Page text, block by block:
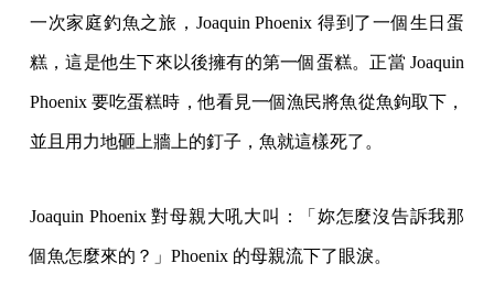
一次家庭釣魚之旅，Joaquin Phoenix 得到了一個生日蛋
糕，這是他生下來以後擁有的第一個蛋糕。正當 Joaquin
Phoenix 要吃蛋糕時，他看見一個漁民將魚從魚鉤取下，
並且用力地砸上牆上的釘子，魚就這樣死了。
Joaquin Phoenix 對母親大吼大叫：「妳怎麼沒告訴我那
個魚怎麼來的？」Phoenix 的母親流下了眼淚。